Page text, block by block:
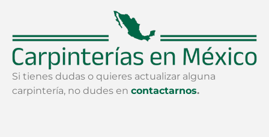
Si tienes dudas o quieres actualizar alguna
carpintería, no dudes en contactarnos.